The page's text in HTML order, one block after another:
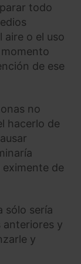
todo
aire o el uso
de ese
no
hacerlo de
de
sólo sería
anteriores y
y